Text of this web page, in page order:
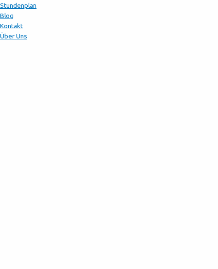
Stundenplan
Blog
Kontakt
Über Uns